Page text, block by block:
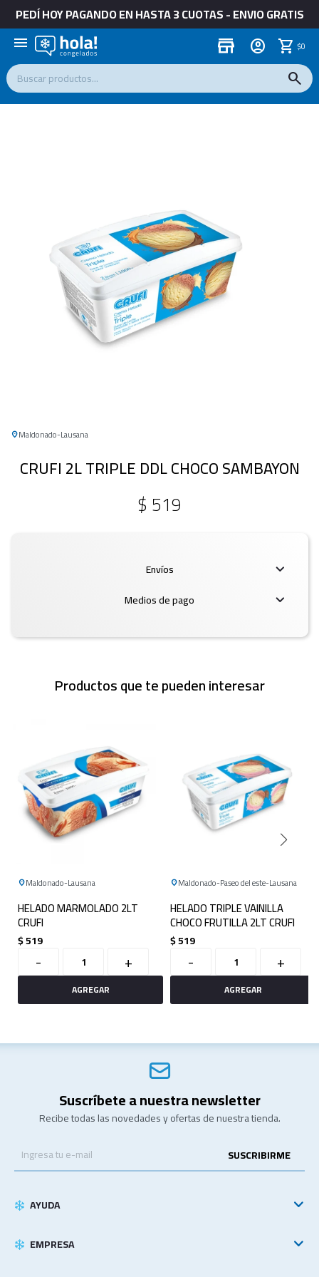
PEDÍ HOY PAGANDO EN HASTA 3 CUOTAS - ENVIO GRATIS
menu store $0
Maldonado Lausana
CRUFI 2L TRIPLE DDL CHOCO SAMBAYON
$519
Envíos
Medios de pago
Productos que te pueden interesar
Maldonado Lausana
HELADO MARMOLADO 2LT
CRUFI
$519
- +
Maldonado Paseo del este Lausana
HELADO TRIPLE VAINILLA
CHOCO FRUTILLA 2LT CRUFI
$519
- +
Suscríbete a nuestra newsletter
Recibe todas las novedades y ofertas de nuestra tienda.
SUSCRIBIRME
AYUDA
EMPRESA